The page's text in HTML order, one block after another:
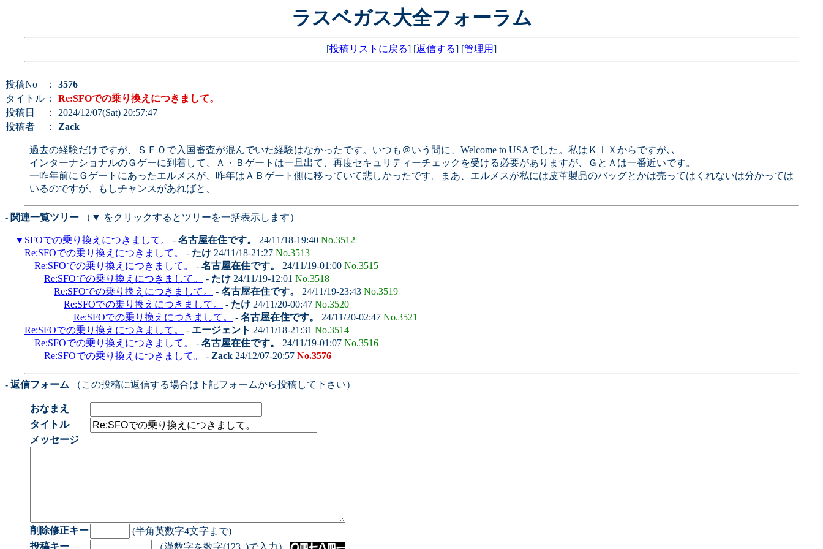
ラスベガス大全フォーラム
[投稿リストに戻る] [返信する] [管理用]
投稿No ： 3576
タイトル ： Re:SFOでの乗り換えにつきまして。
投稿日
： 2024/12/07(Sat) 20:57:47
投稿者
： Zack
過去の経験だけですが、ＳＦＯで入国審査が混んでいた経験はなかったです。いつも＠いう間に、Welcome to USAでした。私はＫＩＸからですが､､
インターナショナルのＧゲーに到着して、Ａ・Ｂゲートは一旦出て、再度セキュリティーチェックを受ける必要がありますが、ＧとＡは一番近いです。
一昨年前にＧゲートにあったエルメスが、昨年はＡＢゲート側に移っていて悲しかったです。まあ、エルメスが私には皮革製品のバッグとかは売ってはくれないは分かっては
いるのですが、もしチャンスがあればと、
- 関連一覧ツリー （▼ をクリックするとツリーを一括表示します）
▼ SFOでの乗り換えにつきまして。 - 名古屋在住です。 24/11/18-19:40 No.3512
Re:SFOでの乗り換えにつきまして。
- たけ 24/11/18-21:27 No.3513
Re:SFOでの乗り換えにつきまして。
- 名古屋在住です。 24/11/19-01:00 No.3515
Re:SFOでの乗り換えにつきまして。
- たけ 24/11/19-12:01 No.3518
Re:SFOでの乗り換えにつきまして。
- 名古屋在住です。 24/11/19-23:43 No.3519
Re:SFOでの乗り換えにつきまして。
- たけ 24/11/20-00:47 No.3520
Re:SFOでの乗り換えにつきまして。
- 名古屋在住です。 24/11/20-02:47 No.3521
Re:SFOでの乗り換えにつきまして。
- エージェント 24/11/18-21:31 No.3514
Re:SFOでの乗り換えにつきまして。
- 名古屋在住です。 24/11/19-01:07 No.3516
Re:SFOでの乗り換えにつきまして。
- Zack 24/12/07-20:57 No.3576
- 返信フォーム （この投稿に返信する場合は下記フォームから投稿して下さい）
おなまえ
タイトル
メッセージ
削除修正キー
(半角英数字4文字まで)
投稿キー
（漢数字を数字(123..)で入力）